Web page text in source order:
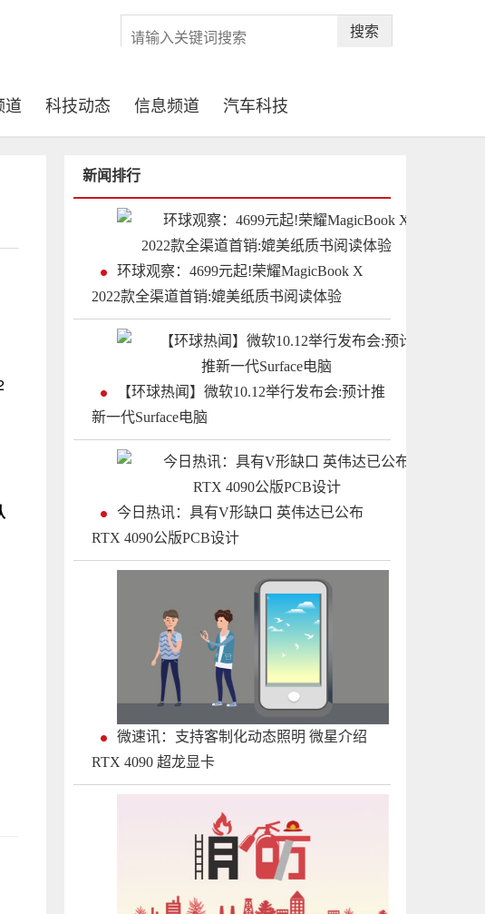
搜索
道 科技动态 信息频道 汽车科技
新闻排行
环球观察：4699元起!荣耀MagicBook X
2022款全渠道首销:媲美纸质书阅读体验
【环球热闻】微软10.12举行发布会:预计推
新一代Surface电脑
今日热讯：具有V形缺口 英伟达已公布
RTX 4090公版PCB设计
微速讯：支持客制化动态照明 微星介绍
RTX 4090 超龙显卡